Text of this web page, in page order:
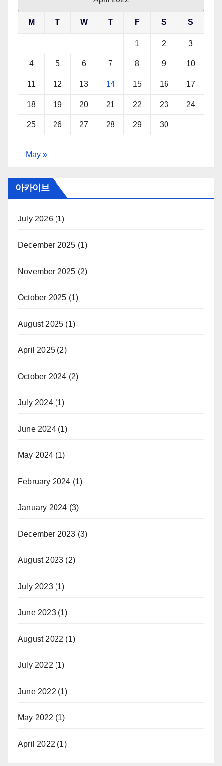
M T W T F S S
1 2 3
4 5 6 7 8 9 10
11 12 13 14 15 16 17
18 19 20 21 22 23 24
25 26 27 28 29 30
May »
아카이브
July 2026(1)
December 2025 (1)
November 2025 (2)
October 2025 (1)
August 2025 (1)
April 2025 (2)
October 2024 (2)
July 2024(1)
June 2024(1)
May 2024 (1)
February 2024 (1)
January 2024 (3)
December 2023 (3)
August 2023 (2)
July 2023(1)
June 2023(1)
August 2022 (1)
July 2022 (1)
June 2022 (1)
May 2022 (1)
April 2022 (1)